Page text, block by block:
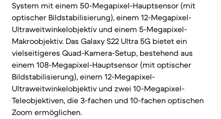
System mit einem 50-Megapixel-Hauptsensor (mit
optischer Bildstabilisierung), einem 12-Megapixel-
Ultraweitwinkelobjektiv und einem 5-Megapixel-
Makroobjektiv. Das Galaxy S22 Ultra 5G bietet ein
vielseitigeres Quad-Kamera-Setup, bestehend aus
einem 108-Megapixel-Hauptsensor (mit optischer
Bildstabilisierung), einem 12-Megapixel-
Ultraweitwinkelobjektiv und zwei 10-Megapixel-
Teleobjektiven, die 3-fachen und 10-fachen optischen
Zoom ermöglichen.